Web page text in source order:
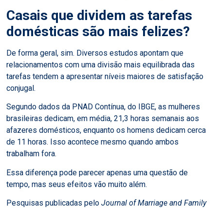
Casais que dividem as tarefas
domésticas são mais felizes?
De forma geral, sim. Diversos estudos apontam que
relacionamentos com uma divisão mais equilibrada das
tarefas tendem a apresentar níveis maiores de satisfação
conjugal.
Segundo dados da PNAD Contínua, do IBGE, as mulheres
brasileiras dedicam, em média, 21,3 horas semanais aos
afazeres domésticos, enquanto os homens dedicam cerca
de 11 horas. Isso acontece mesmo quando ambos
trabalham fora.
Essa diferença pode parecer apenas uma questão de
tempo, mas seus efeitos vão muito além.
Pesquisas publicadas peloJournal of Marriage and Family